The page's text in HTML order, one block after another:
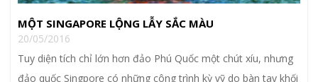
MỘT SINGAPORE LỘNG LẪY SẮC MÀU
20/05/2016
Tuy diện tích chỉ lớn hơn đảo Phú Quốc một chút xíu, nhưng
đảo quốc Singpore có những công trình kỳ vỹ do bàn tay khối